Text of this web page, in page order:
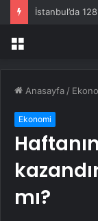
İstanbul’da
Menü
Anasayfa /
Ekonomi
mı?